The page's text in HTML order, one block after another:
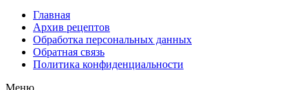
Главная
Архив рецептов
Обработка персональных данных
Обратная связь
Политика конфиденциальности